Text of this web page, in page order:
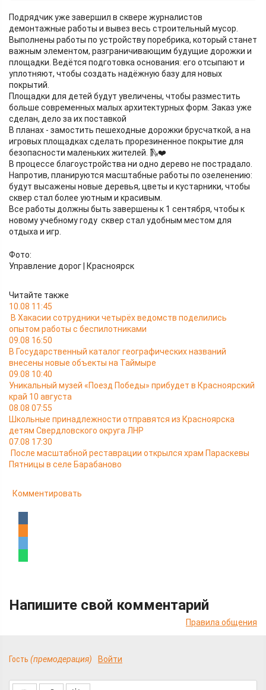
Подрядчик уже завершил в сквере журналистов
демонтажные работы и вывез весь строительный мусор.
Выполнены работы по устройству поребрика, который станет
важным элементом, разграничивающим будущие дорожки и
площадки. Ведётся подготовка основания: его отсыпают и
уплотняют, чтобы создать надёжную базу для новых
покрытий.
Площадки для детей будут увеличены, чтобы разместить
больше современных малых архитектурных форм. Заказ уже
сделан, дело за их поставкой
В планах - замостить пешеходные дорожки брусчаткой, а на
игровых площадках сделать прорезиненное покрытие для
безопасности маленьких жителей. 🛝❤️
В процессе благоустройства ни одно дерево не пострадало.
Напротив, планируются масштабные работы по озеленению:
будут высажены новые деревья, цветы и кустарники, чтобы
сквер стал более уютным и красивым.
Все работы должны быть завершены к 1 сентября, чтобы к
новому учебному году сквер стал удобным местом для
отдыха и игр.
Фото:
Управление дорог | Красноярск
Читайте также
10.08 11:45
В Хакасии сотрудники четырёх ведомств поделились
опытом работы с беспилотниками
09.08 16:50
В Государственный каталог географических названий
внесены новые объекты на Таймыре
09.08 10:40
Уникальный музей «Поезд Победы» прибудет в Красноярский
край 10 августа
08.08 07:55
Школьные принадлежности отправятся из Красноярска
детям Свердловского округа ЛНР
07.08 17:30
После масштабной реставрации открылся храм Параскевы
Пятницы в селе Барабаново
Комментировать
Напишите свой комментарий
Правила общения
Гость (премодерация) Войти